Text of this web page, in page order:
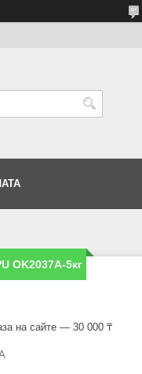
OK2037A-5кг
на сайте — 30 000 ₸